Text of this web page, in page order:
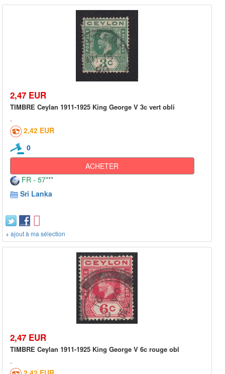
2,47 EUR
TIMBRE Ceylan 1911-1925 King George V 3c vert obli
2,42 EUR
0
ACHETER
FR - 57***
Sri Lanka
+ ajout à ma sélection
2,47 EUR
TIMBRE Ceylan 1911-1925 King George V 6c rouge obl